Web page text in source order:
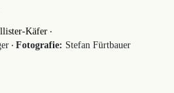
Käfer ·
· Fotografie: Stefan Fürtbauer